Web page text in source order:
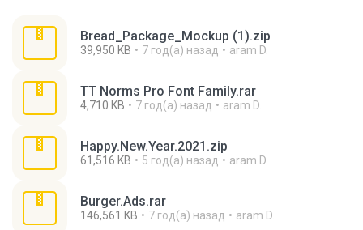
Bread_Package_Mockup (1).zip
39,950 KB 7 год(а) назад aram D.
TT Norms Pro Font Family.rar
4,710 KB 7 год(а) назад aram D.
Happy.New.Year.2021.zip
61,516 KB 5 год(а) назад aram D.
Burger.Ads.rar
146,561 KB 7 год(а) назад aram D.